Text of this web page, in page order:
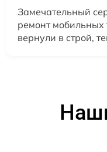
Замечательный
ремонт
вернули в строй,